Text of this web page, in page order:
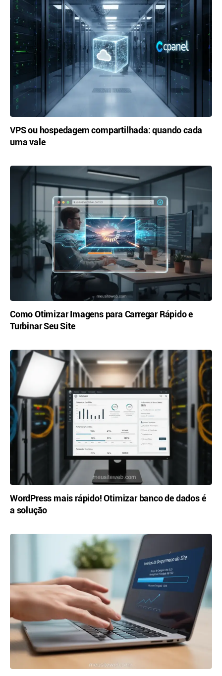
VPS ou hospedagem compartilhada: quando cada
uma vale
Como Otimizar Imagens para Carregar Rápido e
Turbinar Seu Site
WordPress mais rápido! Otimizar banco de dados é
a solução